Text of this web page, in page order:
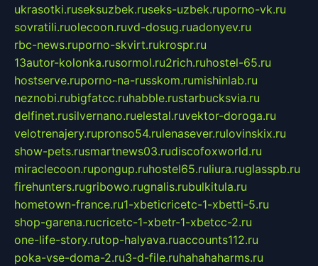
ukrasotki.ruseksuzbek.ruseks-uzbek.ruporno-vk.ru
sovratili.ruolecoon.ruvd-dosug.ruadonyev.ru
rbc-news.ruporno-skvirt.rukrospr.ru
13autor-kolonka.rusormol.ru2rich.ruhostel-65.ru
hostserve.ruporno-na-russkom.rumishinlab.ru
neznobi.rubigfatcc.ruhabble.rustarbucksvia.ru
delfinet.rusilvernano.ruelestal.ruvektor-doroga.ru
velotrenajery.rupronso54.rulenasever.rulovinskix.ru
show-pets.rusmartnews03.rudiscofoxworld.ru
miraclecoon.rupongup.ruhostel65.ruliura.ruglasspb.ru
firehunters.rugribowo.rugnalis.rubulkitula.ru
hometown-france.ru1-xbeticricetc-1-xbetti-5.ru
shop-garena.rucricetc-1-xbetr-1-xbetcc-2.ru
one-life-story.rutop-halyava.ruaccounts112.ru
poka-vse-doma-2.ru3-d-file.ruhahahaharms.ru